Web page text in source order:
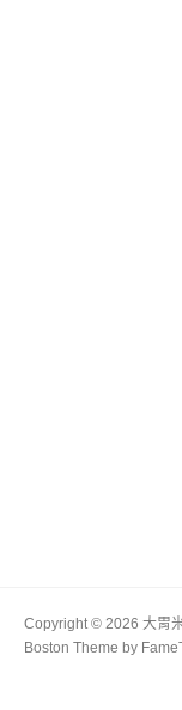
Copyright © 2026 大胃
Boston Theme by